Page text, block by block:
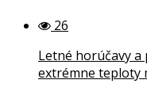
26
Letné horúčavy a
extrémne teploty